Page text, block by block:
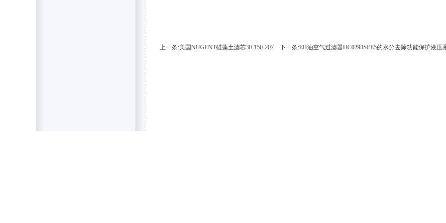
上一条:美国NUGENT硅藻土滤芯30-150-207 下一条:EH油空气过滤器HC0293SEE5的水分去除功能保护液压